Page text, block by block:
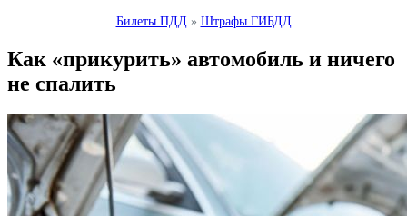
Билеты ПДД » Штрафы ГИБДД
Как «прикурить» автомобиль и ничего
не спалить